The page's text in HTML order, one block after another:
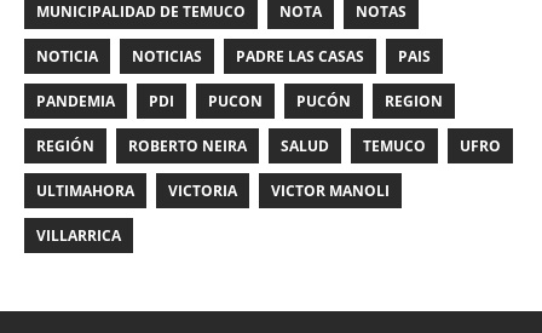
MUNICIPALIDAD DE TEMUCO NOTA NOTAS
NOTICIA NOTICIAS PADRE LAS CASAS PAIS
PANDEMIA PDI PUCON PUCÓN REGION
REGIÓN ROBERTO NEIRA SALUD TEMUCO UFRO
ULTIMAHORA VICTORIA VICTOR MANOLI
VILLARRICA